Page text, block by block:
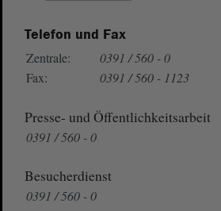
Telefon und Fax
Zentrale:
0391 / 560 - 0
Fax:
0391 / 560 - 1123
Presse- und Öffentlichkeitsarbeit
0391 / 560 - 0
Besucherdienst
0391 / 560 - 0